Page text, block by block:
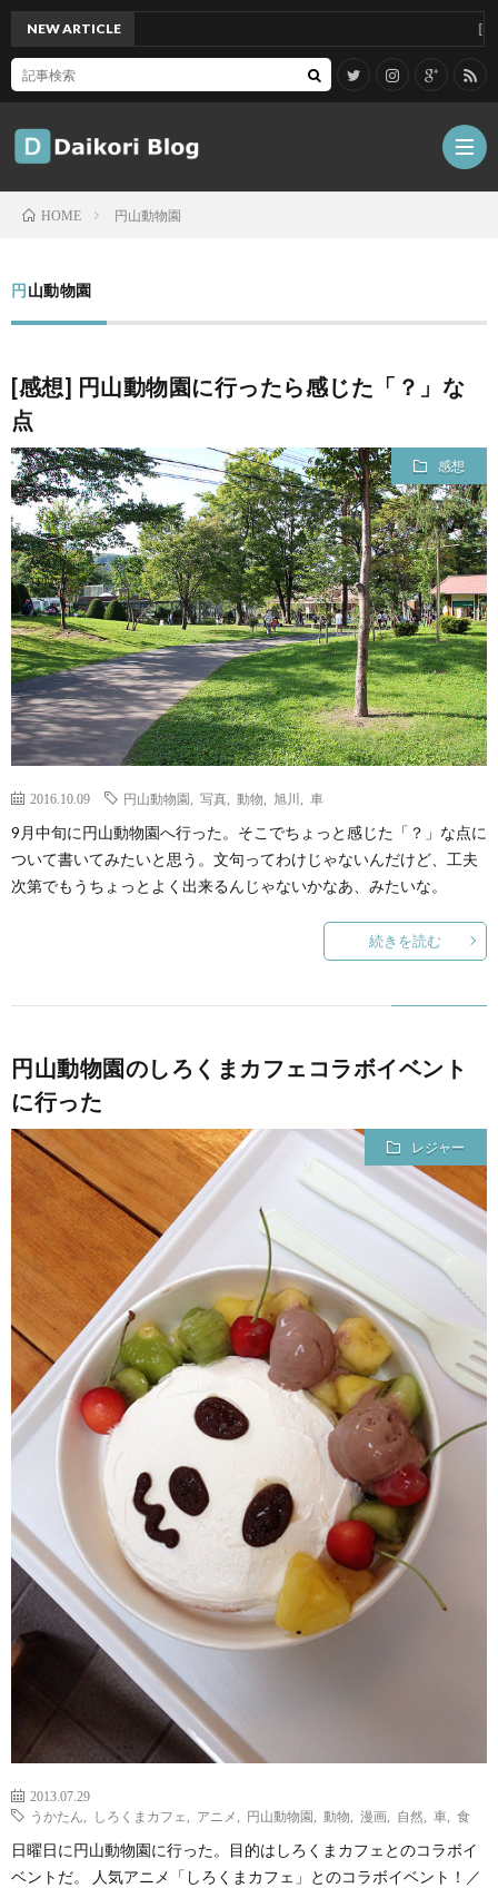
記
Tips
ジ
ェ
ッ
ト
グ
ル
メ
旅
行・
散
歩
こ
の
ブ
ロ
つ
NEW ARTICLE
HOME 円山動物園
円山動物園
[感想] 円山動物園に行ったら感じた「？」な
点
感想
2016.10.09 円山動物園 写真 動物 旭川 車
9月中旬に円山動物園へ行った。そこでちょっと感じた「？」な点に
ついて書いてみたいと思う。文句ってわけじゃないんだけど、工夫
次第でもうちょっとよく出来るんじゃないかなあ、みたいな。
続きを読む
円山動物園のしろくまカフェコラボイベント
に行った
レジャー
2013.07.29
うかたん
しろくまカフェ アニメ 円山動物園 動物 漫画 自然 車 食
日曜日に円山動物園に行った。目的はしろくまカフェとのコラボイ
ベントだ。 人気アニメ「しろくまカフェ」とのコラボイベント！／